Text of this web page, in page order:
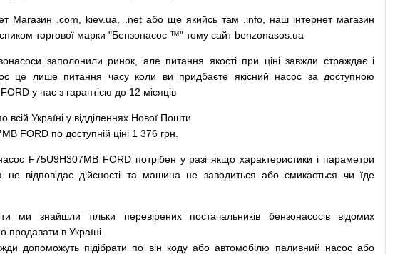
Магазин .com kiev.ua .net або ще якийсь там .info, наш інтернет магазин
торгової марки "Бензонасос ™" тому сайт benzonasos.ua
заполонили ринок але питання якості при ціні завжди страждає і
це лише питання часу коли ви придбаєте якісний насос за доступною
у нас з гарантією до 12 місяців
всій Україні у відділеннях Нової Пошти
FORD по доступній ціні 1 376 грн.
F75U9H307MB FORD потрібен у разі якщо характеристики і параметри
не відповідає дійсності та машина не заводиться або смикається чи їде
ми знайшли тільки перевірених постачальників
бензонасосів відомих
продавати в Україні.
допоможуть підібрати по він коду або автомобілю паливний насос або